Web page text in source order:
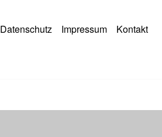
Datenschutz Impressum Kontakt